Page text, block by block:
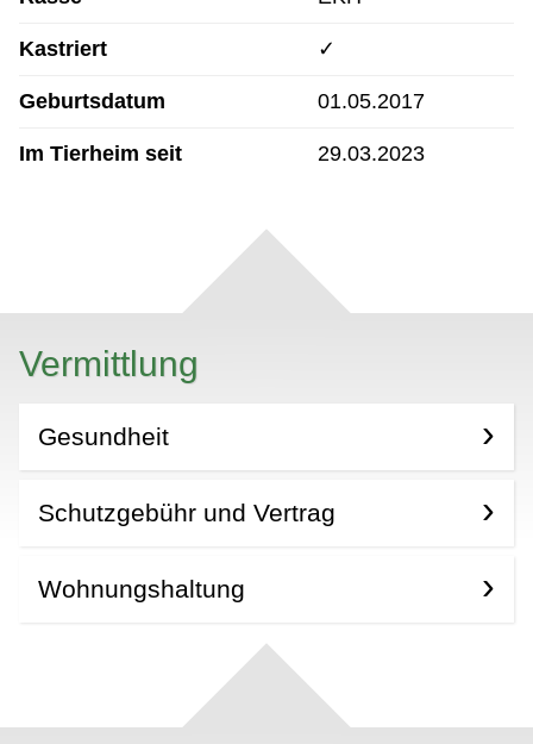
Kastriert ✓
Geburtsdatum 01.05.2017
Im Tierheim seit 29.03.2023
Vermittlung
Gesundheit
Schutzgebühr und Vertrag
Wohnungshaltung